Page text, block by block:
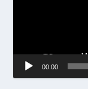
00:00